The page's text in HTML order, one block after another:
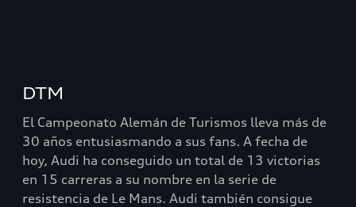
DTM
El Campeonato Alemán de Turismos lleva más de
30 años entusiasmando a sus fans. A fecha de
hoy, Audi ha conseguido un total de 13 victorias
en 15 carreras a su nombre en la serie de
resistencia de Le Mans. Audi también consigue